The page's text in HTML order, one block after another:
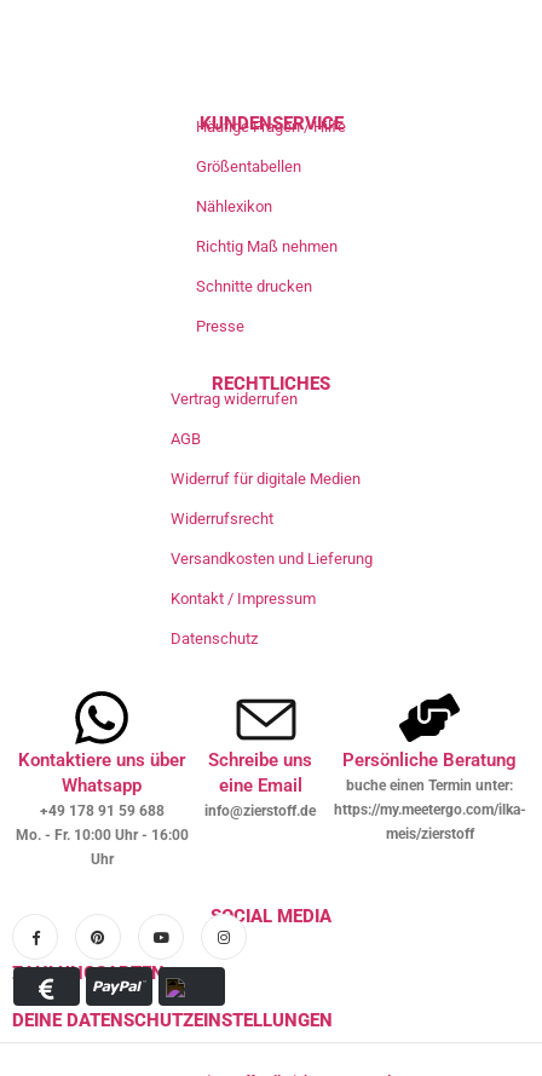
KUNDENSERVICE
Häufige Fragen / Hilfe
Größentabellen
Nählexikon
Richtig Maß nehmen
Schnitte drucken
Presse
RECHTLICHES
Vertrag widerrufen
AGB
Widerruf für digitale Medien
Widerrufsrecht
Versandkosten und Lieferung
Kontakt / Impressum
Datenschutz
Kontaktiere uns über
Whatsapp
+49 178 91 59 688
Mo. - Fr. 10:00 Uhr - 16:00
Uhr
Schreibe uns
eine Email
info@zierstoff.de
Persönliche Beratung
buche einen Termin unter:
https://my.meetergo.com/ilka-
meis/zierstoff
SOCIAL MEDIA
ZAHLUNGSARTEN
DEINE DATENSCHUTZEINSTELLUNGEN